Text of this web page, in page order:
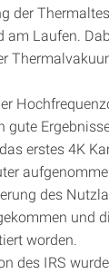
der
am Laufen.
gute
erstes 4K
des
und
worden.
des IRS